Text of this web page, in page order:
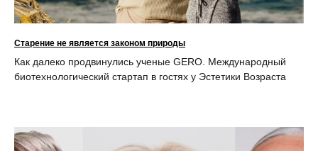
Старение не является законом природы
Как далеко продвинулись ученые GERO. Международный
биотехнологический стартап в гостях у Эстетики Возраста